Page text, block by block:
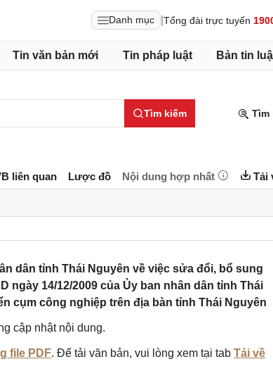
Danh mục Tổng đài trực tuyến
Tin văn bản mới Tin pháp luật Bản tin
Tìm kiếm Tìm
liên quan Lược đồ Nội dung hợp nhất Tải
dân tỉnh Thái Nguyên về việc sửa đổi, bổ sung
ngày 14/12/2009 của Ủy ban nhân dân tỉnh Thái
cụm công nghiệp trên địa bàn tỉnh Thái Nguyên
cập nhật nội dung.
file PDF. Để tải văn bản, vui lòng xem tại tab Tải về